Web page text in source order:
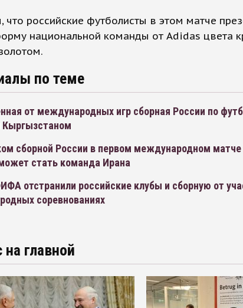
что российские футболисты в этом матче
национальной команды от Adidas цвета
по теме
от международных игр сборная России по
Кыргызстаном
сборной России в первом международном матче
стать команда Ирана
отстранили российские клубы и сборную от
соревнованиях
на главной